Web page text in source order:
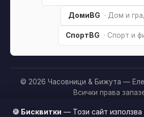
ДомиBG · Дом и
СпортBG · Спорт и
© 2026 Часовници & Бижута —
Всички права
Партньорско разкриване:
Този
🍪 Бисквитки — Този сайт използва